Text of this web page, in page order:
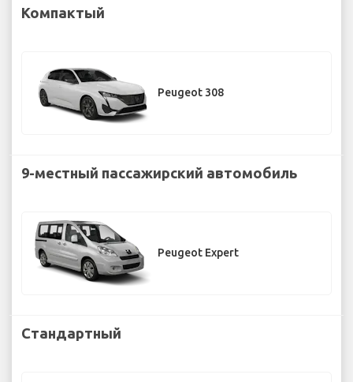
Компактый
Peugeot 308
9-местный пассажирский автомобиль
Peugeot Expert
Стандартный